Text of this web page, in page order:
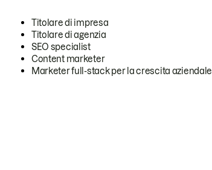
Titolare di impresa
Titolare di agenzia
SEO specialist
Content marketer
Marketer full-stack per la crescita aziendale